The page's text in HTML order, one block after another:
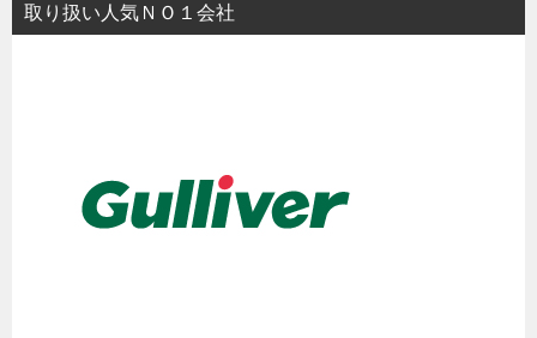
取り扱い人気ＮＯ１会社